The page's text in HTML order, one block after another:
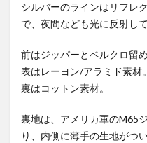
シルバーのラインはリフレ
で、夜間なども光に反射し
前はジッパーとベルクロ留め
表はレーヨン/アラミド素材。
裏はコットン素材。
裏地は、アメリカ軍のM65
り、内側に薄手の生地がつ